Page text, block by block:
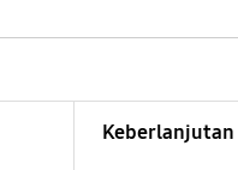
Keberlanjutan